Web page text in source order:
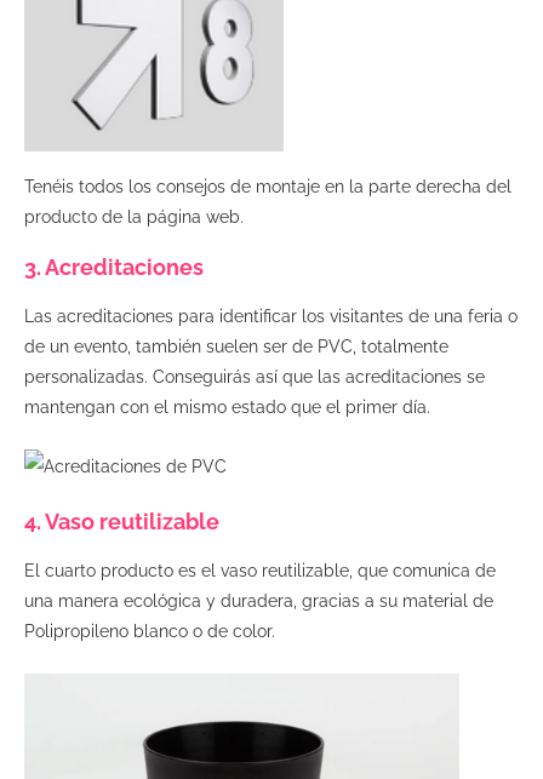
Tenéis todos los consejos de montaje en la parte derecha del
producto de la página web.
3. Acreditaciones
Las acreditaciones para identificar los visitantes de una feria o
de un evento, también suelen ser de PVC, totalmente
personalizadas. Conseguirás así que las acreditaciones se
mantengan con el mismo estado que el primer día.
4. Vaso reutilizable
El cuarto producto es el vaso reutilizable, que comunica de
una manera ecológica y duradera, gracias a su material de
Polipropileno blanco o de color.